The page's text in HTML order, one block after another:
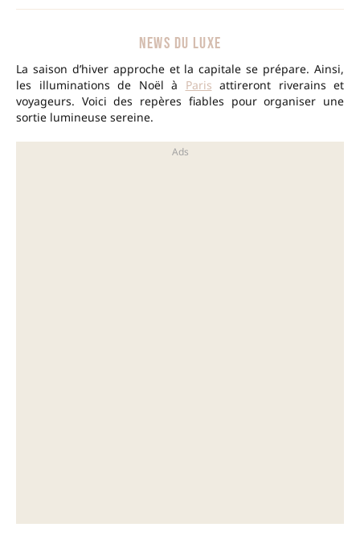
NEWS DU LUXE
La saison d’hiver approche et la capitale se prépare. Ainsi,
les illuminations de Noël à Paris attireront riverains et
voyageurs. Voici des repères fiables pour organiser une
sortie lumineuse sereine.